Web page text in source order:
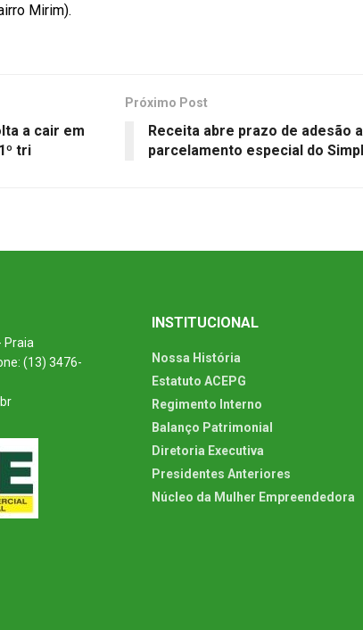
Mirim).
a cair em
tri
Próximo Post
Receita abre prazo de adesão a
parcelamento especial do
Praia
(13) 3476-
INSTITUCIONAL
Nossa História
Estatuto ACEPG
Regimento Interno
Balanço Patrimonial
Diretoria Executiva
Presidentes Anteriores
Núcleo da Mulher Empreendedora